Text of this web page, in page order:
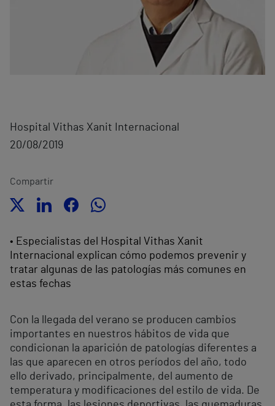
Hospital Vithas Xanit Internacional
20/08/2019
Compartir
• Especialistas del Hospital Vithas Xanit
Internacional explican cómo podemos prevenir y
tratar algunas de las patologías más comunes en
estas fechas
Con la llegada del verano se producen cambios
importantes en nuestros hábitos de vida que
condicionan la aparición de patologías diferentes a
las que aparecen en otros períodos del año, todo
ello derivado, principalmente, del aumento de
temperatura y modificaciones del estilo de vida. De